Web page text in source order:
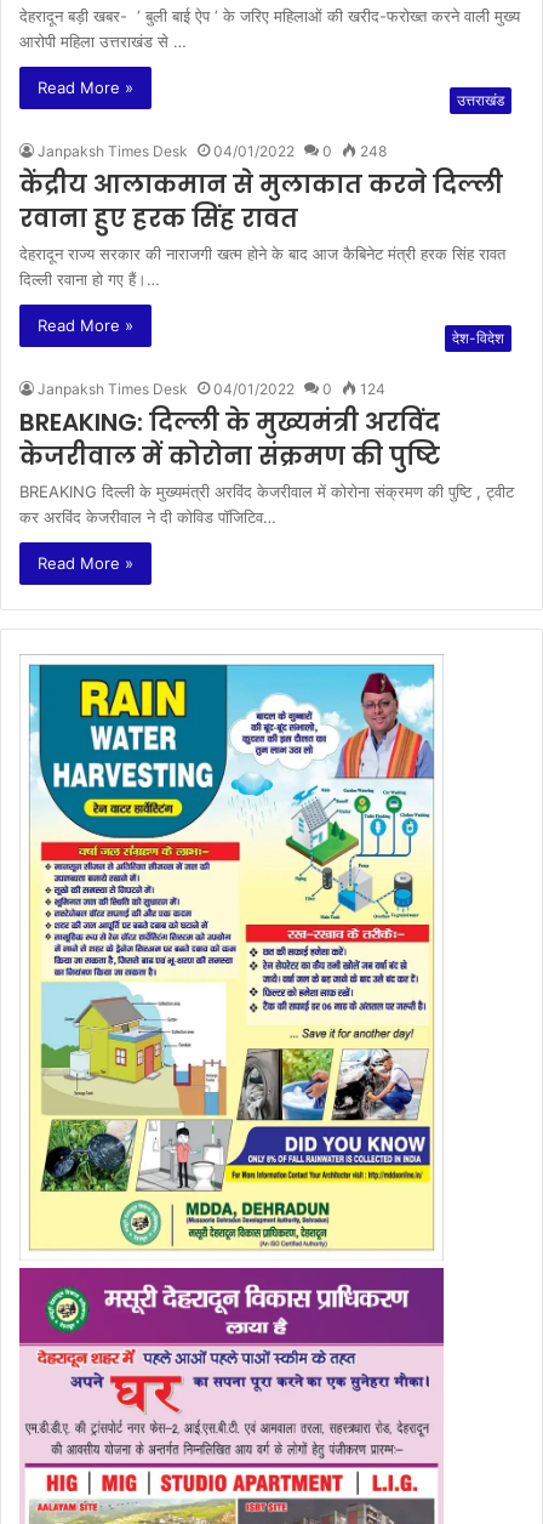
देहरादून बड़ी खबर- ‘ बुली बाई ऐप ‘ के जरिए महिलाओं की खरीद-फरोख्त करने वाली मुख्य
आरोपी महिला उत्तराखंड से …
Read More »
उत्तराखंड
Janpaksh Times Desk 04/01/2022 0 248
केंद्रीय आलाकमान से मुलाकात करने दिल्ली
रवाना हुए हरक सिंह रावत
देहरादून राज्य सरकार की नाराजगी खत्म होने के बाद आज कैबिनेट मंत्री हरक सिंह रावत
दिल्ली रवाना हो गए हैं।…
Read More »
देश-विदेश
Janpaksh Times Desk 04/01/2022 0 124
BREAKING: दिल्ली के मुख्यमंत्री अरविंद
केजरीवाल में कोरोना संक्रमण की पुष्टि
BREAKING दिल्ली के मुख्यमंत्री अरविंद केजरीवाल में कोरोना संक्रमण की पुष्टि , ट्वीट
कर अरविंद केजरीवाल ने दी कोविड पॉजिटिव…
Read More »